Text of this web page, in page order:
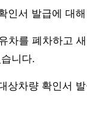
인서 발급에 대
차를 폐차하고
니다.
상차량 확인서